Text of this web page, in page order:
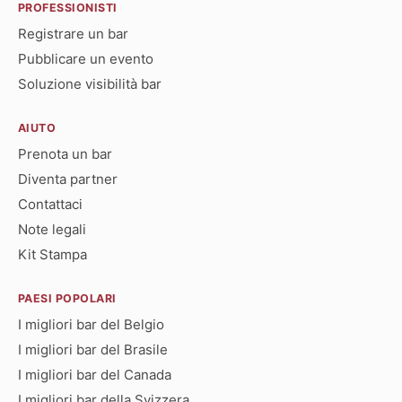
PROFESSIONISTI
Registrare un bar
Pubblicare un evento
Soluzione visibilità bar
AIUTO
Prenota un bar
Diventa partner
Contattaci
Note legali
Kit Stampa
PAESI POPOLARI
I migliori bar del Belgio
I migliori bar del Brasile
I migliori bar del Canada